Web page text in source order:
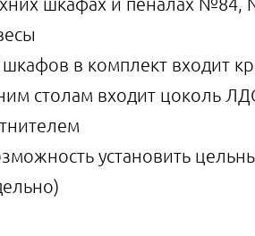
в комплект входит
столам входит цоколь
установить